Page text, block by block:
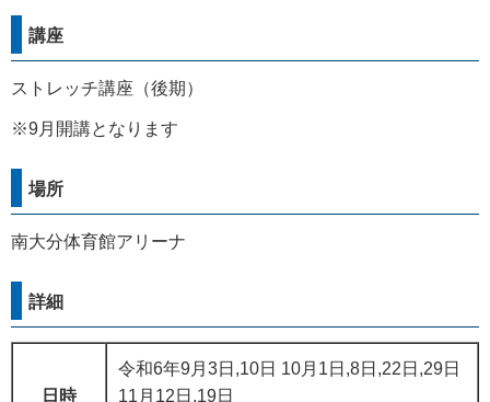
講座
ストレッチ講座（後期）
※9月開講となります
場所
南大分体育館アリーナ
詳細
日時
令和6年9月3日,10日 10月1日,8日,22日,29日
11月12日,19日